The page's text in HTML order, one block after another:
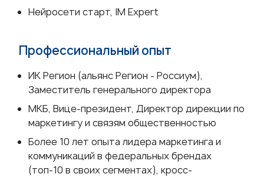
Нейросети старт, IM Expert
Профессиональный опыт
ИК Регион (альянс Регион - Россиум),
Заместитель генерального директора
МКБ, Вице-президент, Директор дирекции по
маркетингу и связям общественностью
Более 10 лет опыта лидера маркетинга и
коммуникаций в федеральных брендах
(топ-10 в своих сегментах), кросс-